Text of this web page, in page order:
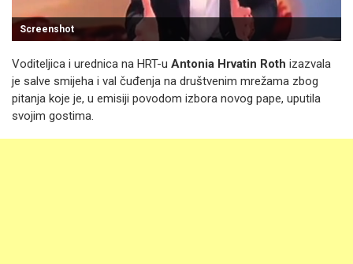
Screenshot
Voditeljica i urednica na HRT-u Antonia Hrvatin Roth izazvala
je salve smijeha i val čuđenja na društvenim mrežama zbog
pitanja koje je, u emisiji povodom izbora novog pape, uputila
svojim gostima.